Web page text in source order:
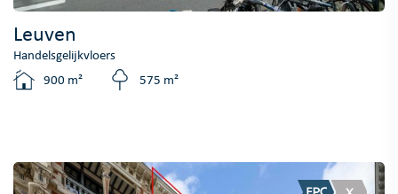
Leuven
Handelsgelijkvloers
900 m²
575 m²